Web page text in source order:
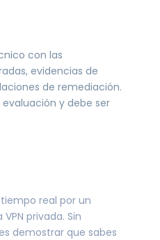
con las
evidencias de
de remediación.
y debe ser
real por un
privada. Sin
demostrar que sabes